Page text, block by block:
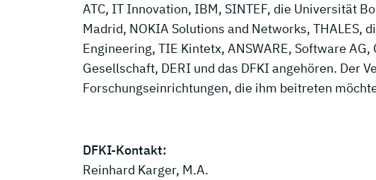
ATC, IT Innovation, IBM, SINTEF, die Universität
Madrid, NOKIA Solutions and Networks, THALES,
Engineering, TIE Kintetx, ANSWARE, Software
Gesellschaft, DERI und das DFKI angehören. Der
Forschungseinrichtungen, die ihm beitreten
DFKI-Kontakt:
Reinhard Karger, M.A.